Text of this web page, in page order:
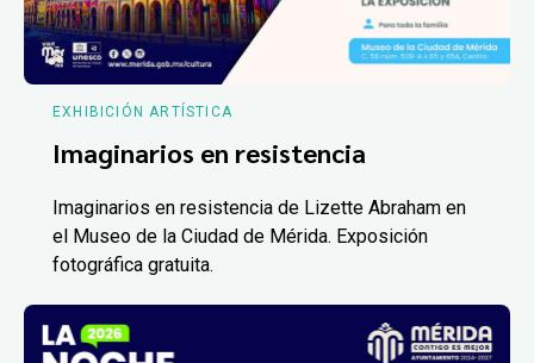
EXHIBICIÓN ARTÍSTICA
Imaginarios en resistencia
Imaginarios en resistencia de Lizette Abraham en
el Museo de la Ciudad de Mérida. Exposición
fotográfica gratuita.